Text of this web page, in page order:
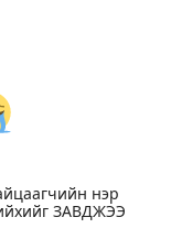
нэр
ЗАВДЖЭЭ